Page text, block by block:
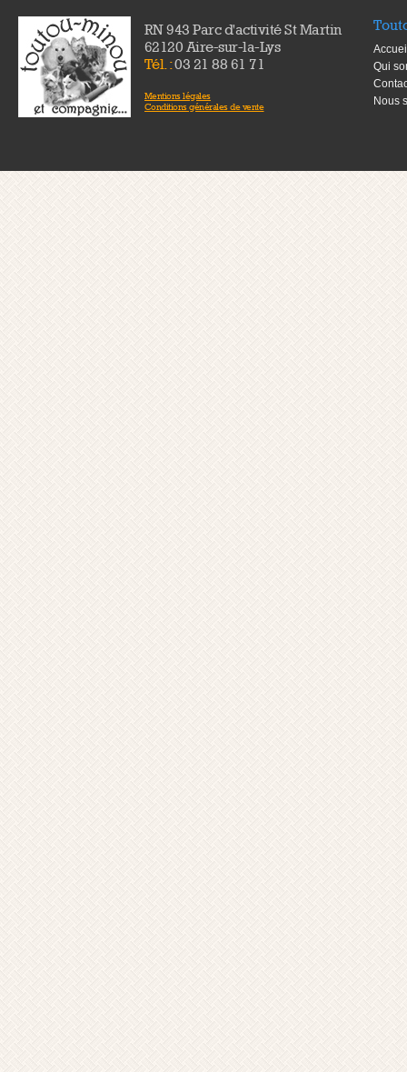
RN 943 Parc d'activité St Martin
62120 Aire-sur-la-Lys
Tél. :03 21 88 61 71
Mentions légales
Conditions générales de vente
Qui
Nous